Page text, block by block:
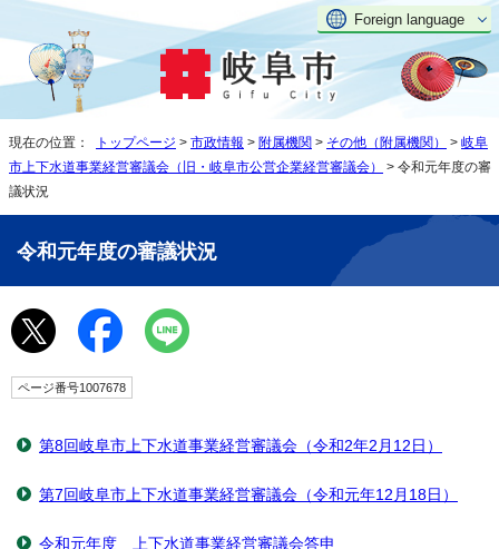
Foreign language
現在の位置： トップページ > 市政情報 > 附属機関 > その他（附属機関） > 岐阜
市上下水道事業経営審議会（旧・岐阜市公営企業経営審議会）
> 令和元年度の審
議状況
令和元年度の審議状況
ページ番号1007678
第8回岐阜市上下水道事業経営審議会（令和2年2月12日）
第7回岐阜市上下水道事業経営審議会（令和元年12月18日）
令和元年度 上下水道事業経営審議会答申